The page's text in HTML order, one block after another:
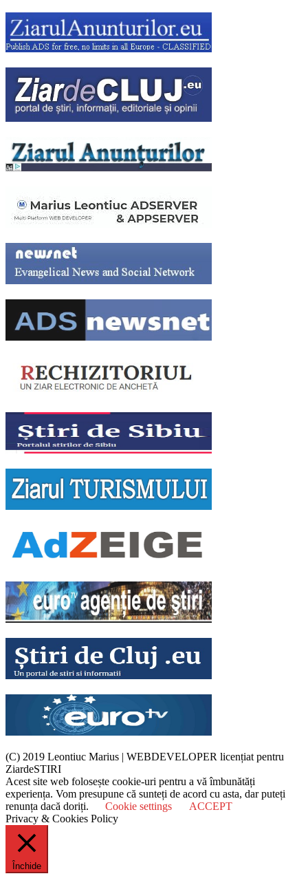
(C) 2019 Leontiuc Marius | WEBDEVELOPER licențiat pentru
ZiardeSTIRI
Acest site web folosește cookie-uri pentru a vă îmbunătăți
experiența. Vom presupune că sunteți de acord cu asta, dar puteți
renunța dacă doriți.
Cookie settings
ACCEPT
Privacy & Cookies Policy
Închide